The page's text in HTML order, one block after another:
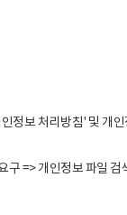
정보 처리방침' 및 개인
=> 개인정보 파일